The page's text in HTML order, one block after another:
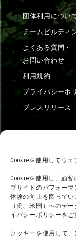
Cookieを使用してウ
Cookieを使用し、顧
ブサイトのパフォー
体験の向上を図って
（例、米国）へのデ
イバシーポリシーをご
クッキーを使用して
団体利用につい
チームビルディ
よくある質問・
お問い合わせ
利用規約
プライバシーポ
プレスリリース